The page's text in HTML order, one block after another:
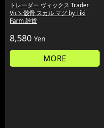
トレーダー ヴィックス Trader
Vic's 骸骨 スカル マグ by Tiki
Farm 雑貨
8,580 Yen
MORE